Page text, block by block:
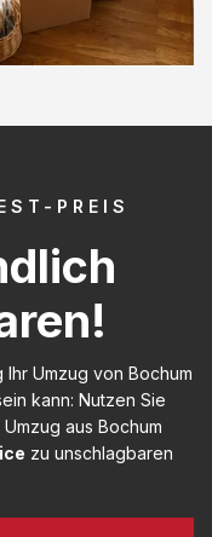
PREIS
Umzug von Bochum
kann: Nutzen Sie
aus Bochum
zu unschlagbaren